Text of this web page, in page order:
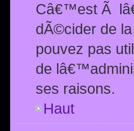
Câ€™est Ã
dÃ©cider de
pouvez pas
de
ses raisons.
Haut